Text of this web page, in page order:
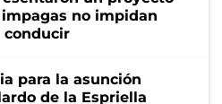
no impidan
conducir
para la asunción
de la Espriella